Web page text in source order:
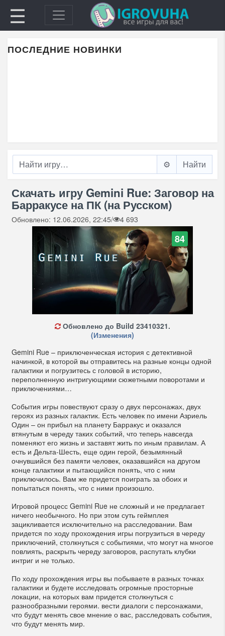
☰
ПОСЛЕДНИЕ НОВИНКИ
⚙️
Скачать игру Gemini Rue: Заговор на
Барракусе на ПК (на Русском)
Обновлено: 12.06.2026, 22:45/ 4 693
84
Обновлено до Build 23410321.
(Изменения)
Gemini Rue – приключенческая история с детективной
начинкой, в которой вы отправитесь на разные концы одной
галактики и погрузитесь с головой в историю,
переполненную интригующими сюжетными поворотами и
приключениями…
События игры повествуют сразу о двух персонажах, двух
героях из разных галактик. Есть человек по имени Азриель
Один – он прибыл на планету Барракус и оказался
втянутым в череду таких событий, что теперь навсегда
поменяют его жизнь и заставят жить по иным правилам. А
есть и Дельта-Шесть, еще один герой, безымянный
очнувшийся без памяти человек, оказавшийся на другом
конце галактики и пытающийся понять, что с ним
приключилось. Вам же придется поиграть за обоих и
попытаться понять, что с ними произошло.
Игровой процесс Gemini Rue не сложный и не предлагает
ничего необычного. Но при этом суть геймплея
зацикливается исключительно на расследовании. Вам
придется по ходу прохождения игры погрузиться в череду
приключений, столкнуться с событиями, что могут на многое
повлиять, раскрыть череду заговоров, распутать клубки
интриг и не только.
По ходу прохождения игры вы побываете в разных точках
галактики и будете исследовать огромные просторные
локации, на которых вам придется столкнуться с
разнообразными героями. вести диалоги с персонажами,
что будут менять свое мнение о вас, расследовать события,
что будут менять мир.